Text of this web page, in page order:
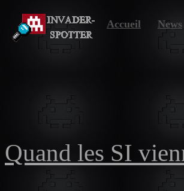
Accueil News
Quand les SI